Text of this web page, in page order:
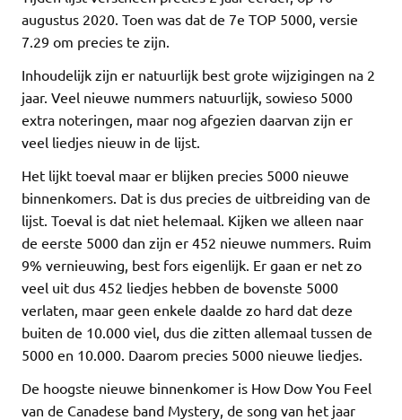
augustus 2020. Toen was dat de 7e TOP 5000, versie
7.29 om precies te zijn.
Inhoudelijk zijn er natuurlijk best grote wijzigingen na 2
jaar. Veel nieuwe nummers natuurlijk, sowieso 5000
extra noteringen, maar nog afgezien daarvan zijn er
veel liedjes nieuw in de lijst.
Het lijkt toeval maar er blijken precies 5000 nieuwe
binnenkomers. Dat is dus precies de uitbreiding van de
lijst. Toeval is dat niet helemaal. Kijken we alleen naar
de eerste 5000 dan zijn er 452 nieuwe nummers. Ruim
9% vernieuwing, best fors eigenlijk. Er gaan er net zo
veel uit dus 452 liedjes hebben de bovenste 5000
verlaten, maar geen enkele daalde zo hard dat deze
buiten de 10.000 viel, dus die zitten allemaal tussen de
5000 en 10.000. Daarom precies 5000 nieuwe liedjes.
De hoogste nieuwe binnenkomer is How Dow You Feel
van de Canadese band Mystery, de song van het jaar